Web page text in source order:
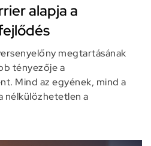
alapja a
megtartásának
tényezője a
Mind az egyének, mind a
nélkülözhetetlen a